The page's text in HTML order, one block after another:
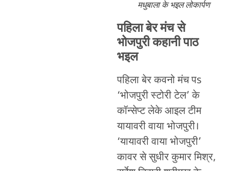
मधुबाला के भइल लोकार्पण
पहिला बेर मंच से
भोजपुरी कहानी पाठ
भइल
पहिला बेर कवनो मंच पs
‘भोजपुरी स्टोरी टेल’ के
कॉन्सेप्ट लेके आइल टीम
यायावरी वाया भोजपुरी।
‘यायावरी वाया भोजपुरी’
कावर से सुधीर कुमार मिश्र,